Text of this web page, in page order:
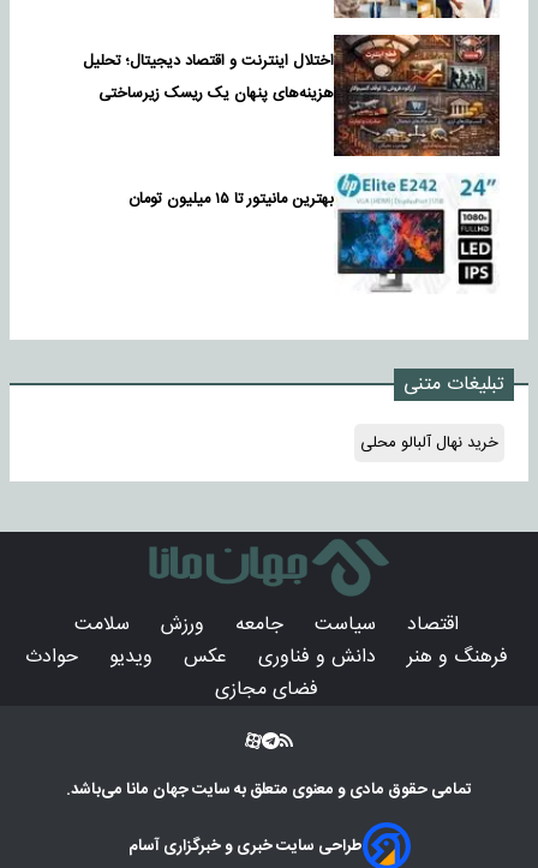
اختلال اینترنت و اقتصاد دیجیتال؛ تحلیل
هزینه‌های پنهان یک ریسک زیرساختی
بهترین مانیتور تا ۱۵ میلیون تومان
تبلیغات متنی
خرید نهال آلبالو محلی
اقتصاد سیاست جامعه ورزش
سلامت
فرهنگ و هنر
دانش و فناوری عکس ویدیو
حوادث
فضای مجازی
تمامی حقوق مادی و معنوی متعلق به سایتجهان مانامی‌باشد.
طراحی سایت خبری و خبرگزاری آسام